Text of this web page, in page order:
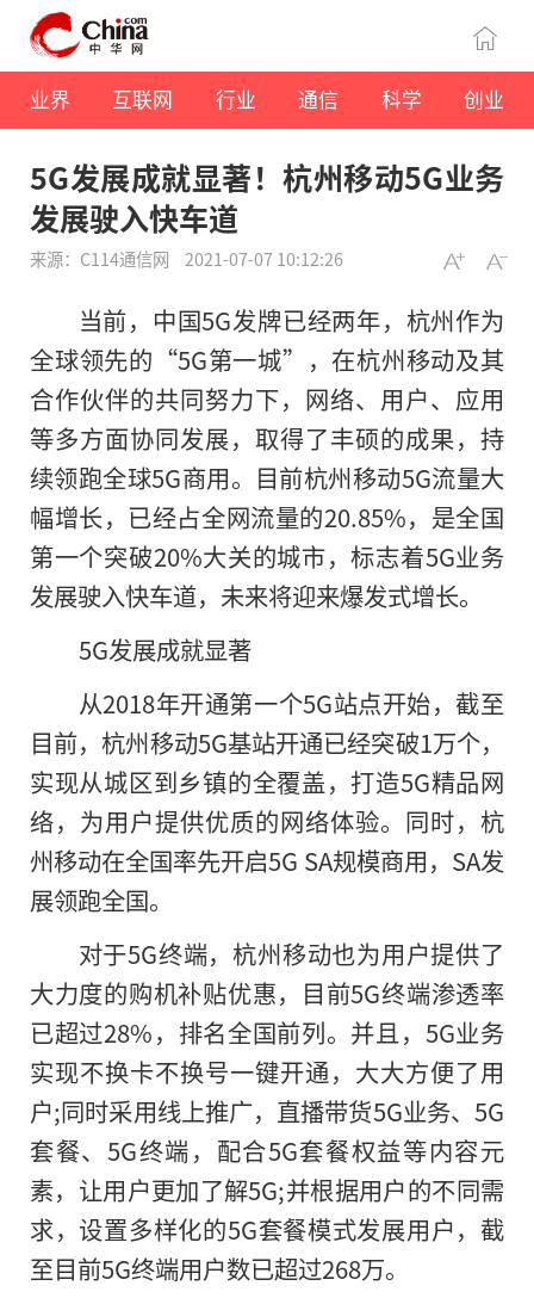
业界 互联网 行业 通信 科学 创业
5G发展成就显著！杭州移动5G业务
发展驶入快车道
来源：C114通信网 2021-07-07 10:12:26
当前，中国5G发牌已经两年，杭州作为
全球领先的“5G第一城”，在杭州移动及其
合作伙伴的共同努力下，网络、用户、应用
等多方面协同发展，取得了丰硕的成果，持
续领跑全球5G商用。目前杭州移动5G流量大
幅增长，已经占全网流量的20.85%，是全国
第一个突破20%大关的城市，标志着5G业务
发展驶入快车道，未来将迎来爆发式增长。
5G发展成就显著
从2018年开通第一个5G站点开始，截至
目前，杭州移动5G基站开通已经突破1万个，
实现从城区到乡镇的全覆盖，打造5G精品网
络，为用户提供优质的网络体验。同时，杭
州移动在全国率先开启5G SA规模商用，SA发
展领跑全国。
对于5G终端，杭州移动也为用户提供了
大力度的购机补贴优惠，目前5G终端渗透率
已超过28%，排名全国前列。并且，5G业务
实现不换卡不换号一键开通，大大方便了用
户;同时采用线上推广，直播带货5G业务、5G
套餐、5G终端，配合5G套餐权益等内容元
素，让用户更加了解5G;并根据用户的不同需
求，设置多样化的5G套餐模式发展用户，截
至目前5G终端用户数已超过268万。